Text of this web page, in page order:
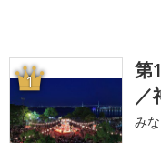
1
第
／
み